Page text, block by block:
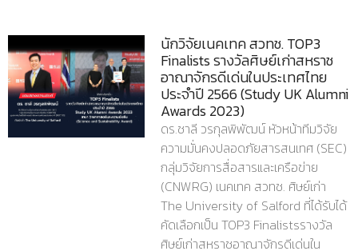
นักวิจัยเนคเทค สวทช. TOP3
Finalists รางวัลศิษย์เก่าสหราช
อาณาจักรดีเด่นในประเทศไทย
ประจำปี 2566 (Study UK Alumni
Awards 2023)
ดร.ชาลี วรกุลพิพัฒน์ หัวหน้าทีมวิจัย
ความมั่นคงปลอดภัยสารสนเทศ (SEC)
กลุ่มวิจัยการสื่อสารและเครือข่าย
(CNWRG) เนคเทค สวทช. ศิษย์เก่า
The University of Salford ที่ได้รับได้
คัดเลือกเป็น TOP3 Finalistsรางวัล
ศิษย์เก่าสหราชอาณาจักรดีเด่นใน